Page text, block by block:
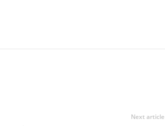
Next article